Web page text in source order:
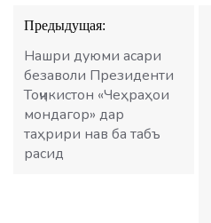
Навигация
по
записям
Предыдущая:
Нашри дуюми асари
безаволи Президенти
Тоҷикистон «Чеҳраҳои
мондагор» дар
таҳрири нав ба табъ
расид